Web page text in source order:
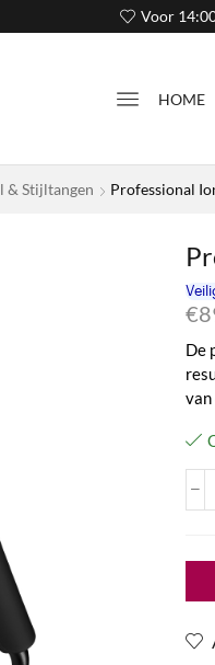
Voor
HOME
& Stijltangen Professional
€
De
van